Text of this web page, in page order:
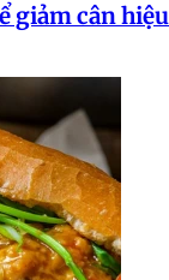
giảm cân